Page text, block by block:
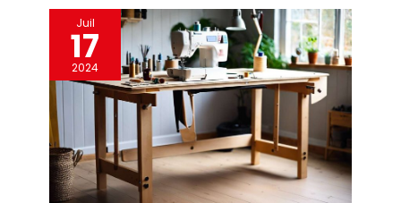
Juil
17
2024